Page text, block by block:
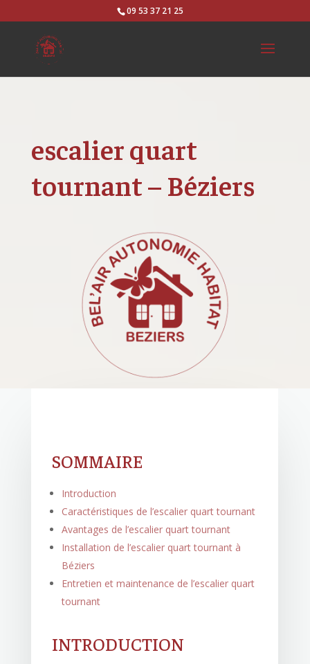
09 53 37 21 25
escalier quart
tournant – Béziers
SOMMAIRE
Introduction
Caractéristiques de l’escalier quart tournant
Avantages de l’escalier quart tournant
Installation de l’escalier quart tournant à
Béziers
Entretien et maintenance de l’escalier quart
tournant
INTRODUCTION